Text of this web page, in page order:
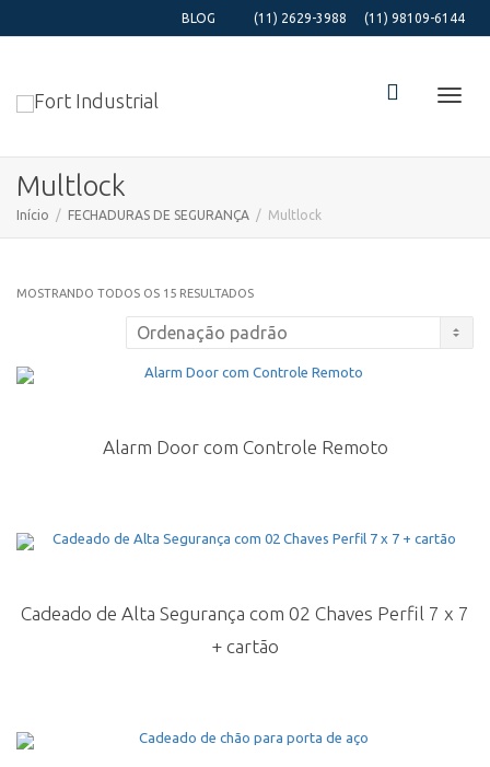
BLOG (11) 2629-3988 (11) 98109-6144
Multlock
Início FECHADURAS DE SEGURANÇA Multlock
MOSTRANDO TODOS OS 15 RESULTADOS
Alarm Door com Controle Remoto
Cadeado de Alta Segurança com 02 Chaves Perfil 7 x 7
+ cartão